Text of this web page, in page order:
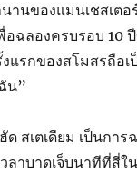
านของแมนเชสเตอ
อฉลองครบรอบ 10
แรกของสโมสรถือเ
น”
ด สเตเดียม เป็นการ
ลาบาดเจ็บนาทีที่สี่ใ